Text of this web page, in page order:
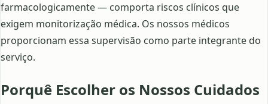
farmacologicamente — comporta riscos clínicos que
exigem monitorização médica. Os nossos médicos
proporcionam essa supervisão como parte integrante do
serviço.
Porquê Escolher os Nossos Cuidados